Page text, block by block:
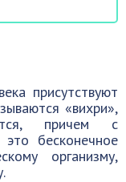
присутствуют
«вихри»,
причем с
бесконечное
организму,